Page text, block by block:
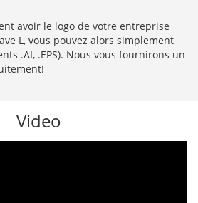
avoir le logo de votre entreprise
L, vous pouvez alors simplement
.AI, .EPS). Nous vous fournirons un
Video